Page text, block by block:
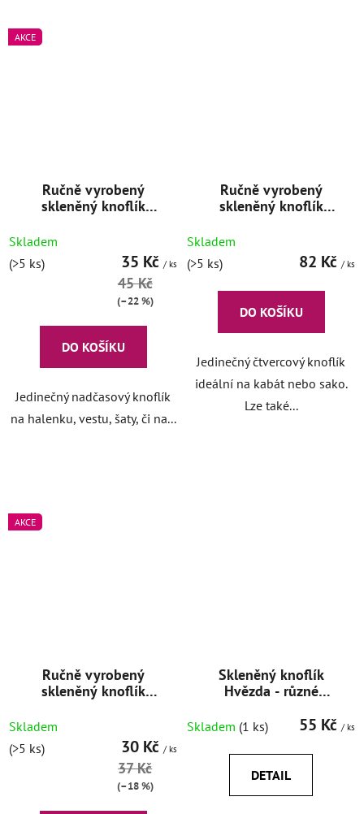
AKCE
Ručně vyrobený
skleněný knoflík
Skladem
(>5 ks)
35 Kč / ks
45 Kč
(–22 %)
DO KOŠÍKU
Jedinečný nadčasový knoflík
na halenku, vestu, šaty, či na...
Ručně vyrobený
skleněný knoflík
Skladem
(>5 ks)
82 Kč / ks
DO KOŠÍKU
Jedinečný čtvercový knoflík
ideální na kabát nebo sako.
Lze také...
AKCE
Ručně vyrobený
skleněný knoflík
Skladem
(>5 ks)
30 Kč / ks
37 Kč
(–18 %)
Skleněný knoflík
Hvězda - různé
Skladem (1 ks) 55 Kč / ks
DETAIL